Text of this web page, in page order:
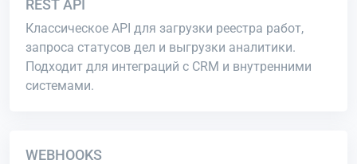
REST API
Классическое API для загрузки реестра работ,
запроса статусов дел и выгрузки аналитики.
Подходит для интеграций с CRM и внутренними
системами.
WEBHOOKS